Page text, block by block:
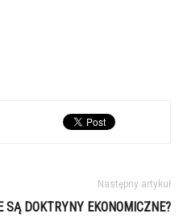
Następny artykuł
SĄ DOKTRYNY EKONOMICZNE?